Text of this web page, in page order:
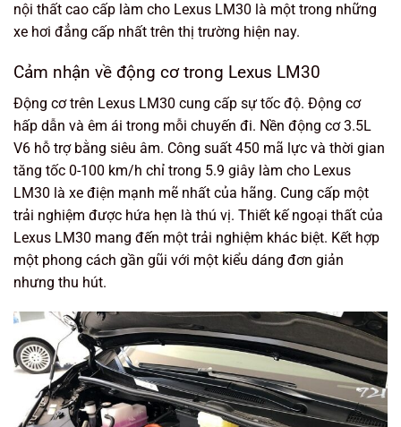
nội thất cao cấp làm cho Lexus LM30 là một trong những
xe hơi đẳng cấp nhất trên thị trường hiện nay.
Cảm nhận về động cơ trong Lexus LM30
Động cơ trên Lexus LM30 cung cấp sự tốc độ. Động cơ
hấp dẫn và êm ái trong mỗi chuyến đi. Nền động cơ 3.5L
V6 hỗ trợ bằng siêu âm. Công suất 450 mã lực và thời gian
tăng tốc 0-100 km/h chỉ trong 5.9 giây làm cho Lexus
LM30 là xe điện mạnh mẽ nhất của hãng. Cung cấp một
trải nghiệm được hứa hẹn là thú vị. Thiết kế ngoại thất của
Lexus LM30 mang đến một trải nghiệm khác biệt. Kết hợp
một phong cách gần gũi với một kiểu dáng đơn giản
nhưng thu hút.